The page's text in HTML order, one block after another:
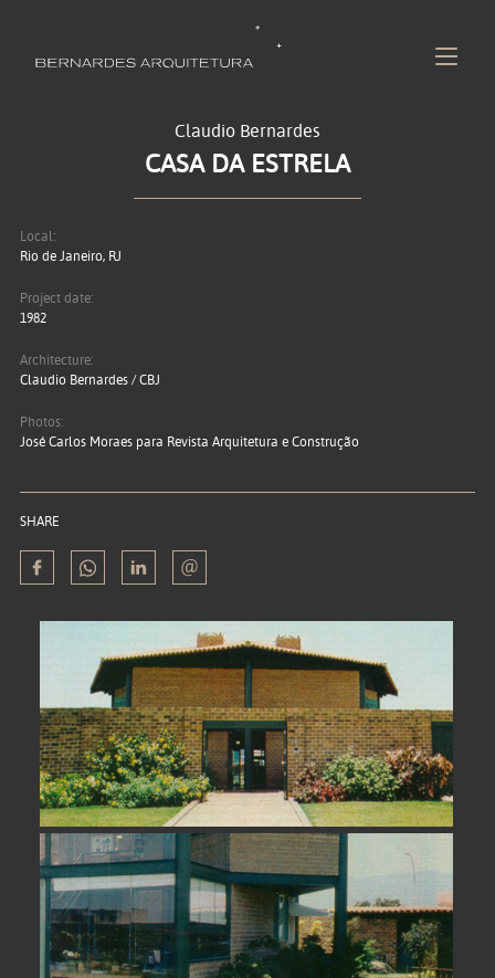
Claudio Bernardes
CASA DA ESTRELA
Local:
Rio de Janeiro, RJ
Project date:
1982
Architecture:
Claudio Bernardes / CBJ
Photos:
José Carlos Moraes para Revista Arquitetura e Construção
SHARE